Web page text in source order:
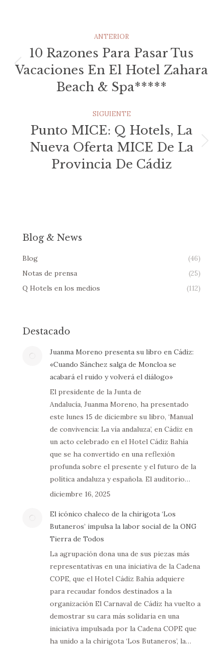
Navegación
Entre
Publicaciones
ANTERIOR
Publicación
anterior:
10 Razones Para Pasar Tus
Vacaciones En El Hotel Zahara
Beach & Spa*****
SIGUIENTE
Publicación
siguiente:
Punto MICE: Q Hotels, La
Nueva Oferta MICE De La
Provincia De Cádiz
Blog & News
Blog
(46)
Notas de prensa
(25)
Q Hotels en los medios
(112)
Destacado
Juanma Moreno presenta su libro en Cádiz:
«Cuando Sánchez salga de Moncloa se
acabará el ruido y volverá el diálogo»
El presidente de la Junta de
Andalucía, Juanma Moreno, ha presentado
este lunes 15 de diciembre su libro, ‘Manual
de convivencia: La vía andaluza’, en Cádiz en
un acto celebrado en el Hotel Cádiz Bahía
que se ha convertido en una reflexión
profunda sobre el presente y el futuro de la
política andaluza y española. El auditorio…
diciembre 16, 2025
El icónico chaleco de la chirigota ‘Los
Butaneros’ impulsa la labor social de la ONG
Tierra de Todos
La agrupación dona una de sus piezas más
representativas en una iniciativa de la Cadena
COPE, que el Hotel Cádiz Bahía adquiere
para recaudar fondos destinados a la
organización El Carnaval de Cádiz ha vuelto a
demostrar su cara más solidaria en una
iniciativa impulsada por la Cadena COPE que
ha unido a la chirigota ‘Los Butaneros’, la…